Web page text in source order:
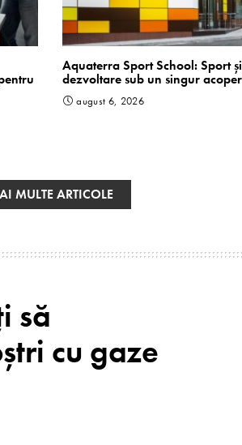
Aquaterra Sport School: Sport și
dezvoltare sub un singur
august 6, 2026
MULTE ARTICOLE
să
cu gaze